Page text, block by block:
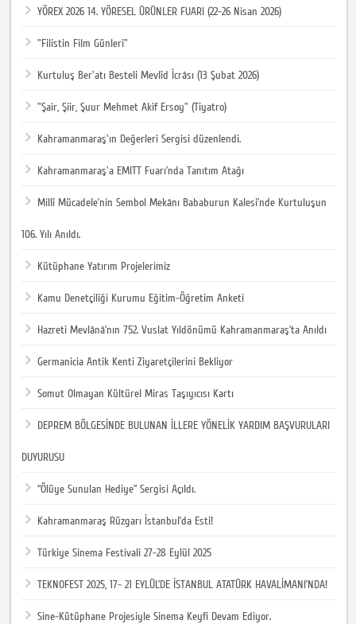
YÖREX 2026 14. YÖRESEL ÜRÜNLER FUARI (22-26 Nisan 2026)
"Filistin Film Günleri"
Kurtuluş Ber'atı Besteli Mevlîd İcrâsı (13 Şubat 2026)
"Şair, Şiir, Şuur Mehmet Akif Ersoy" (Tiyatro)
Kahramanmaraş'ın Değerleri Sergisi düzenlendi.
Kahramanmaraş'a EMITT Fuarı’nda Tanıtım Atağı
Millî Mücadele’nin Sembol Mekânı Bababurun Kalesi’nde Kurtuluşun
106. Yılı Anıldı.
Kütüphane Yatırım Projelerimiz
Kamu Denetçiliği Kurumu Eğitim-Öğretim Anketi
Hazreti Mevlânâ’nın 752. Vuslat Yıldönümü Kahramanmaraş’ta Anıldı
Germanicia Antik Kenti Ziyaretçilerini Bekliyor
Somut Olmayan Kültürel Miras Taşıyıcısı Kartı
DEPREM BÖLGESİNDE BULUNAN İLLERE YÖNELİK YARDIM BAŞVURULARI
DUYURUSU
“Ölüye Sunulan Hediye” Sergisi Açıldı.
Kahramanmaraş Rüzgarı İstanbul’da Esti!
Türkiye Sinema Festivali 27-28 Eylül 2025
TEKNOFEST 2025, 17- 21 EYLÜL’DE İSTANBUL ATATÜRK HAVALİMANI’NDA! ​
Sine-Kütüphane Projesiyle Sinema Keyfi Devam Ediyor.